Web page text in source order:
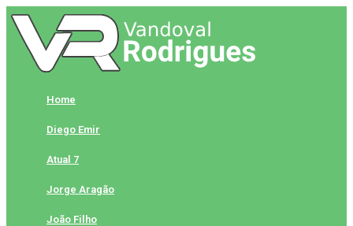
Skip
to
content
Home
Diego Emir
Atual 7
Jorge Aragão
João Filho